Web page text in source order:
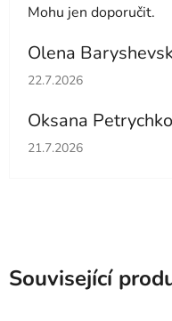
Mohu jen doporučit.
Olena
Hodnocení obchodu je
22.7.2026
Oksana Petrychko
Hodnocení obchodu je
21.7.2026
Související